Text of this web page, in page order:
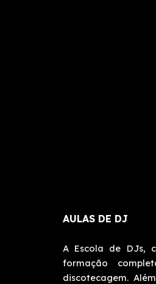
AULAS DE DJ
A Escola de DJs,
formação
discotecagem.